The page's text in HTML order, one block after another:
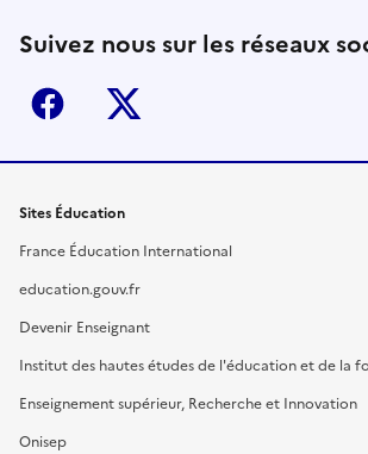
Suivez nous sur les réseaux
Facebook
Sites Éducation
France Éducation International
education.gouv.fr
Devenir Enseignant
Institut des hautes études de l'éducation et de la
Enseignement supérieur, Recherche et Innovation
Onisep